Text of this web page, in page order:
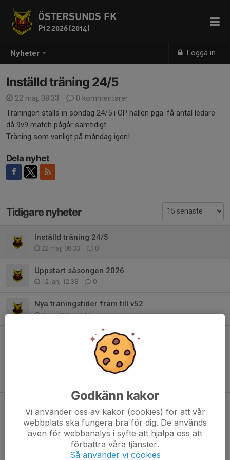
Nyheter Logga in
ÖSTERSUNDS FK
P12 2026 (2014)
Inställd träning 24/5
22 maj, 08:33
0 kommentarer
Träningen ställs in söndag 24/5 i ÖP hallen pga. få antal ledare
då 9v9 match pågår samtidigt.
Träning som vanligt på måndag igen!
Dela nyhet
Tidigare nyheter
Inställd träning 24/5
22 maj, 08:33 0
Uppstart säsongen 2026
12 jan, 12:38 0
Nya träningstider fram till v52
2 nov 2025 2
Inställd träning 5/10
Sommaruppehåll 2025
20 jun 2025 0
Ingen träning söndag 2/2
29 jan 2025 0
Godkänn kakor
Vi använder oss av kakor (cookies) för att vår
webbplats ska fungera bra för dig. De används
även för webbanalys i syfte att hjälpa oss att
förbättra våra tjänster.
Så använder vi cookies